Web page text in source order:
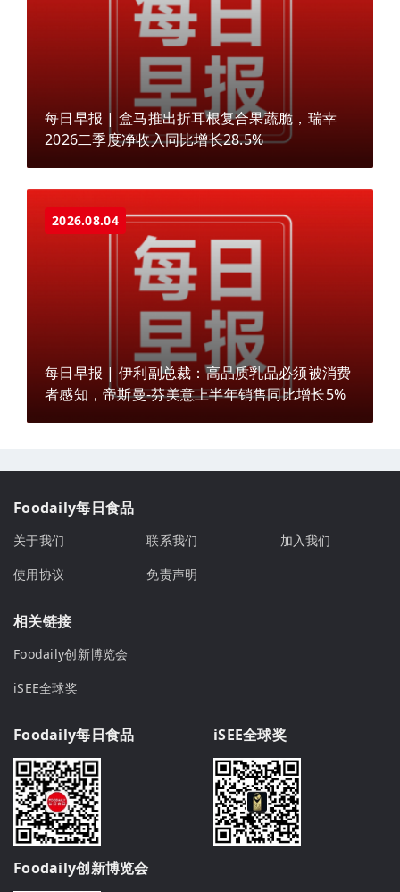
每日早报 | 盒马推出折耳根复合果蔬脆，瑞幸
2026二季度净收入同比增长28.5%
2026.08.04
每日早报 | 伊利副总裁：高品质乳品必须被消费
者感知，帝斯曼-芬美意上半年销售同比增长5%
Foodaily每日食品
关于我们 联系我们
加入我们
使用协议
免责声明
相关链接
Foodaily创新博览会
iSEE全球奖
Foodaily每日食品 iSEE全球奖
Foodaily创新博览会